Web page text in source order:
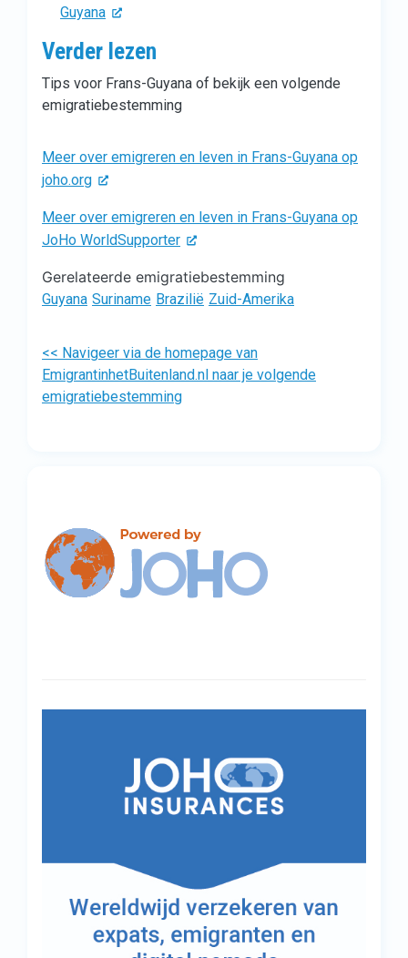
Guyana
Verder lezen
Tips voor Frans-Guyana of bekijk een volgende
emigratiebestemming
Meer over emigreren en leven in Frans-Guyana op
joho.org
Meer over emigreren en leven in Frans-Guyana op
JoHo WorldSupporter
Gerelateerde emigratiebestemming
Guyana Suriname Brazilië Zuid-Amerika
<< Navigeer via de homepage van
EmigrantinhetBuitenland.nl naar je volgende
emigratiebestemming